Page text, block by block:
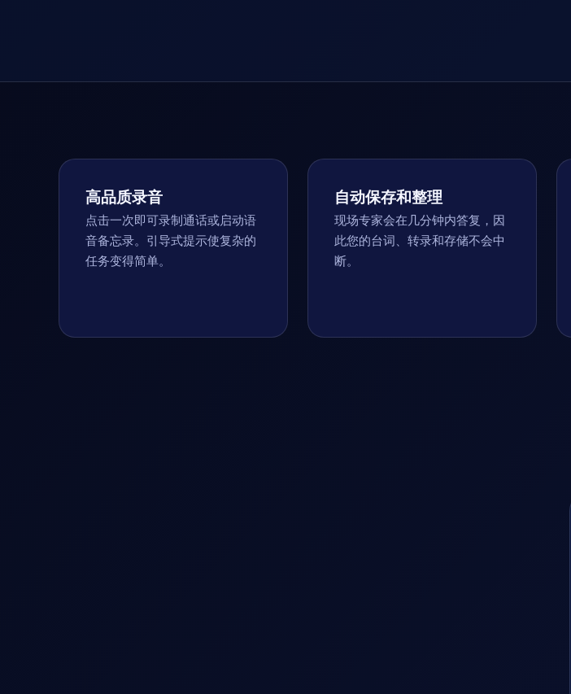
高品质录音
点击一次即可录制通话或启动语
音备忘录。引导式提示使复杂的
任务变得简单。
自动保存和整理
现场专家会在几分钟内答复，因
此您的台词、转录和存储不会中
断。